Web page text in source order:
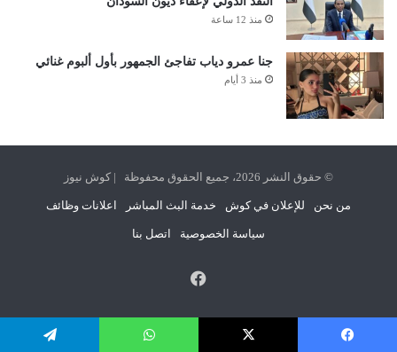
منذ 12 ساعة
جنا عمرو دياب تفاجئ الجمهور بأول ألبوم غنائي
منذ 3 أيام
© حقوق النشر 2026، جميع الحقوق محفوظة | كوش نيوز
من نحن للإعلان في كوش خدمة البث المباشر اعلانات وظائف
سياسة الخصوصية اتصل بنا